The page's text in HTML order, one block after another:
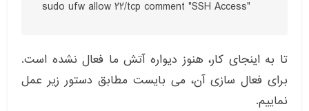
sudo ufw allow 22/tcp comment "SSH Access"
تا به اینجای کار، هنوز دیواره آتش ما فعال نشده است.
برای فعال سازی آن، می بایست مطابق دستور زیر عمل
نماییم.